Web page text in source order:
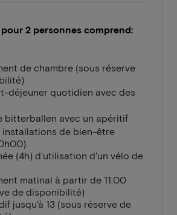
2 personnes comprend:
de chambre (sous réserve
déjeuner quotidien avec des
bitterballen avec un apéritif
installations de bien-être
(4h) d'utilisation d'un vélo de
matinal à partir de 11:00
de disponibilité)
jusqu'à 13 (sous réserve de